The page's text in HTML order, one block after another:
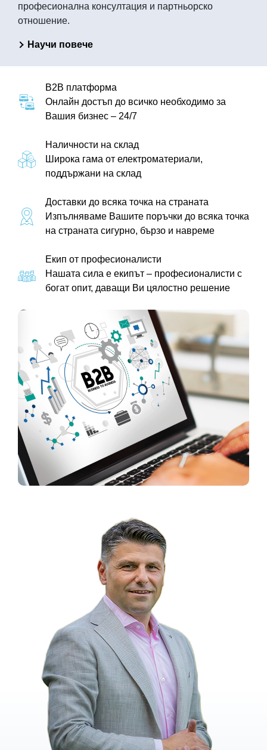
професионална консултация и партньорско
отношение.
Научи повече
B2B платформа
Онлайн достъп до всичко необходимо за
Вашия бизнес – 24/7
Наличности на склад
Широка гама от електроматериали,
поддържани на склад
Доставки до всяка точка на страната
Изпълняваме Вашите поръчки до всяка точка
на страната сигурно, бързо и навреме
Екип от професионалисти
Нашата сила е екипът – професионалисти с
богат опит, даващи Ви цялостно решение